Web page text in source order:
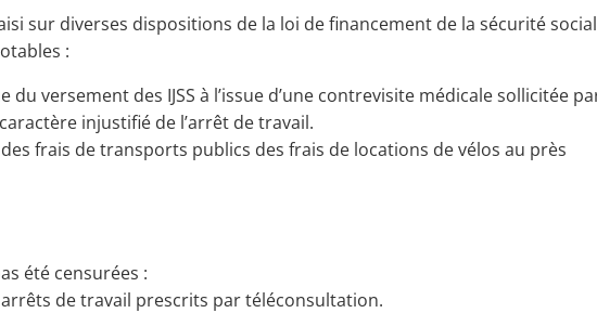
sur diverses dispositions de la loi de financement de la sécurité
:
versement des IJSS à l’issue d’une contrevisite médicale sollicitée
injustifié de l’arrêt de travail.
frais de transports publics des frais de locations de vélos au près
été censurées :
de travail prescrits par téléconsultation.